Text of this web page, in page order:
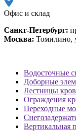
Офис и склад
Санкт-Петербург:
Москва: Томилино,
Водосточные
Доборные
Лестницы
Ограждения
Переходные
Вертикальная